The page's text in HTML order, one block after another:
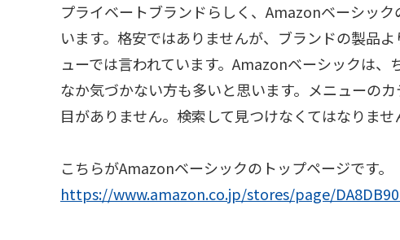
プライベートブランドらしく、Amazonベーシッ
います。格安ではありませんが、ブランドの製品
ューでは言われています。Amazonベーシックは
なか気づかない方も多いと思います。メニューの
目がありません。検索して見つけなくてはなりませ
こちらがAmazonベーシックのトップページです。
https://www.amazon.co.jp/stores/page/